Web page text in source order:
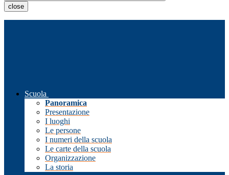
close
Scuola
Panoramica
Presentazione
I luoghi
Le persone
I numeri della scuola
Le carte della scuola
Organizzazione
La storia